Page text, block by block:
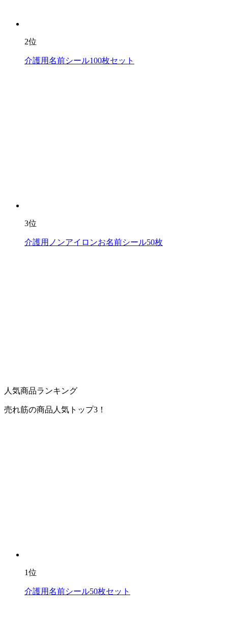
2位
介護用名前シール100枚セット
3位
介護用ノンアイロンお名前シール50枚
人気商品ランキング
売れ筋の商品人気トップ3！
1位
介護用名前シール50枚セット